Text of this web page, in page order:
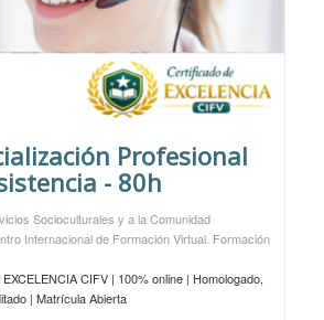
Profesional
- 80h
Socioculturales y a la Comunidad
Internacional de Formación Virtual. Formación
CIFV | 100% online | Homologado,
| Matrícula Abierta